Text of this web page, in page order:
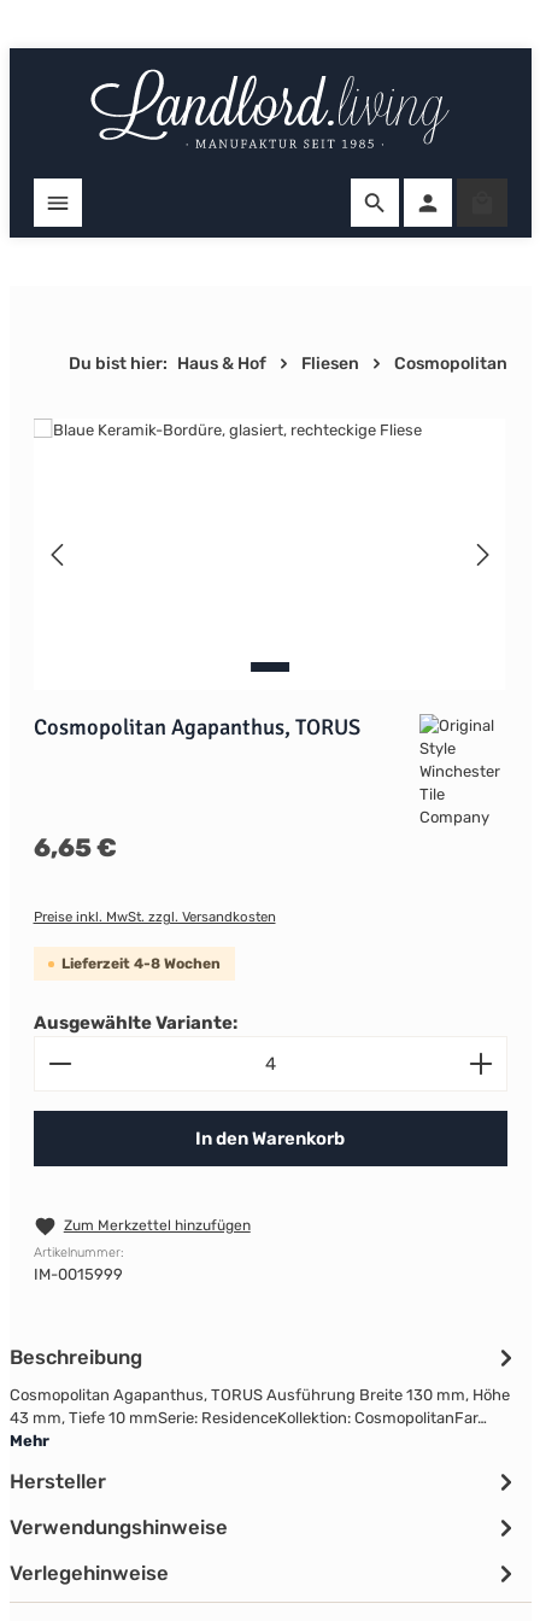
Du bist hier: Haus & Hof Fliesen Cosmopolitan
Bildergalerie überspringen
Cosmopolitan Agapanthus, TORUS
Regulärer Preis:
6,65 €
Preise inkl. MwSt. zzgl. Versandkosten
Lieferzeit 4-8 Wochen
Ausgewählte Variante:
Produkt Anzahl: Gib den gewünschten Wert ein
In den Warenkorb
Zum Merkzettel hinzufügen
Artikelnummer:
IM-0015999
Beschreibung
Cosmopolitan Agapanthus, TORUS Ausführung Breite 130 mm, Höhe
43 mm, Tiefe 10 mmSerie: ResidenceKollektion: CosmopolitanFar…
Mehr
Hersteller
Verwendungshinweise
Verlegehinweise